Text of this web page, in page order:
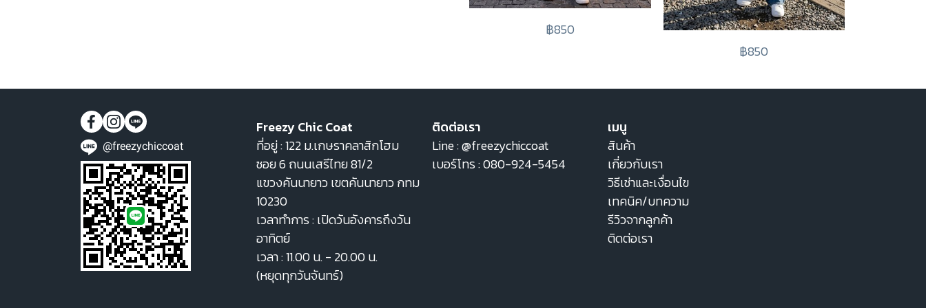
฿850
฿850
@freezychiccoat
Freezy Chic Coat
ที่อยู่ : 122 ม.เกษราคลาสิกโฮม
ซอย 6 ถนนเสรีไทย 81/2
แขวงคันนายาว เขตคันนายาว กทม
10230
เวลาทำการ : เปิดวันอังคารถึงวัน
อาทิตย์
เวลา : 11.00 น. - 20.00 น.
(หยุดทุกวันจันทร์)
ติดต่อเรา
Line :@freezychiccoat
เบอร์โทร :080-924-5454
เมนู
สินค้า
เกี่ยวกับเรา
วิธีเช่าและเงื่อนไข
เทคนิค/บทความ
รีวิวจากลูกค้า
ติดต่อเรา